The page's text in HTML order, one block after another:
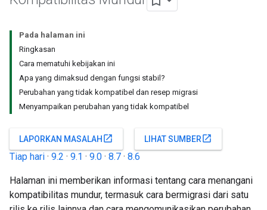
Pada halaman ini
Ringkasan
Cara mematuhi kebijakan ini
Apa yang dimaksud dengan fungsi stabil?
Perubahan yang tidak kompatibel dan resep migrasi
Menyampaikan perubahan yang tidak kompatibel
LAPORKAN MASALAH open_in_new LIHAT SUMBERopen_in_new
Tiap hari · 9.2 · 9.1 · 9.0 · 8.7 · 8.6
Halaman ini memberikan informasi tentang cara menangani
kompatibilitas mundur, termasuk cara bermigrasi dari satu